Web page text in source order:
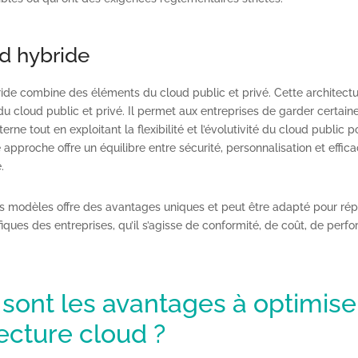
hybride
combine des éléments du cloud public et privé. Cette
cloud public et privé. Il permet aux entreprises de garder
tout en exploitant la flexibilité et l’évolutivité du cloud public
approche offre un équilibre entre sécurité, personnalisation et
modèles offre des avantages uniques et peut être adapté pour
des entreprises, qu’il s’agisse de conformité, de coût, de
les avantages à
cloud ?